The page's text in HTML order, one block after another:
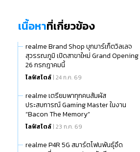
เนื้อหาที่เกี่ยวข้อง
realme Brand Shop บุกมาร์เก็ตวิลเลจ
สุวรรณภูมิ เปิดสาขาใหม่ Grand Opening
26 กรกฎาคมนี้
ไลฟ์สไตล์ | 24 ก.ค. 69
realme เตรียมพาทุกคนสัมผัส
ประสบการณ์ Gaming Master ในงาน
“Bacon The Memory”
ไลฟ์สไตล์ | 23 ก.ค. 69
realme P4R 5G สมาร์ตโฟนพันธุ์อึด